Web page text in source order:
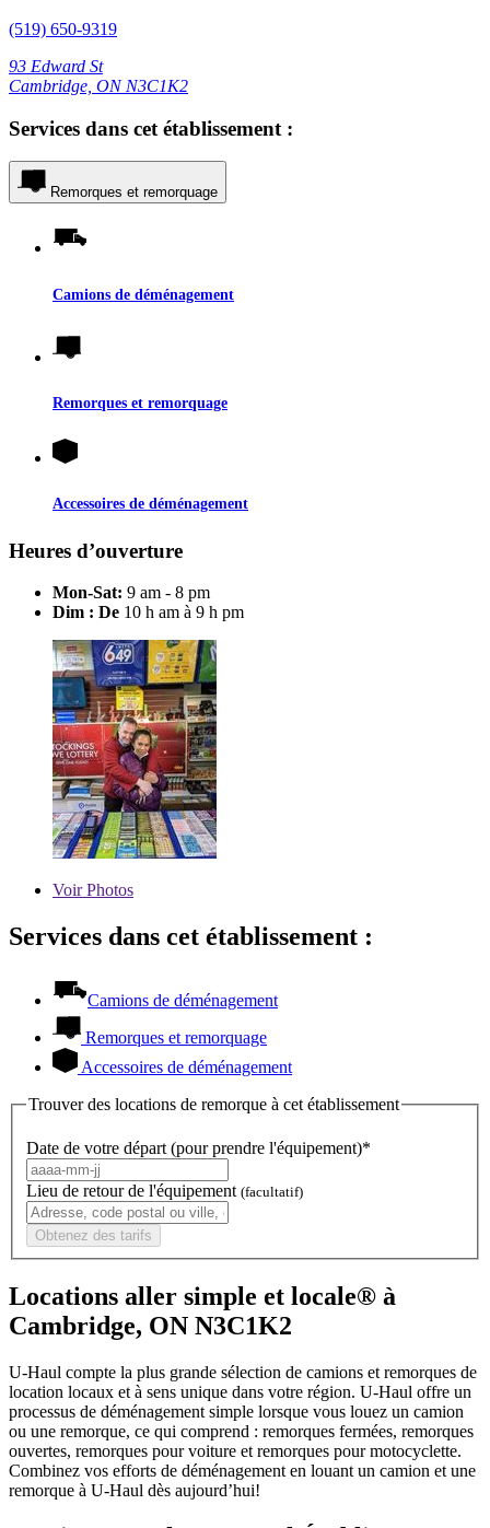
(519) 650-9319
93 Edward St
Cambridge, ON N3C1K2
Services dans cet établissement :
Remorques et remorquage
Camions de déménagement
Remorques et remorquage
Accessoires de déménagement
Heures d’ouverture
Mon-Sat: 9 am - 8 pm
Dim : De 10 h am à 9 h pm
VoirPhotos
Services dans cet établissement :
Camions de déménagement
Remorques et remorquage
Accessoires de déménagement
Trouver des locations de remorque à cet établissement
Date de votre départ (pour prendre l'équipement)*
Lieu de retour de l'équipement (facultatif)
Obtenez des tarifs
Locations aller simple et locale® à
Cambridge, ON N3C1K2
U-Haul compte la plus grande sélection de camions et remorques de
location locaux et à sens unique dans votre région. U-Haul offre un
processus de déménagement simple lorsque vous louez un camion
ou une remorque, ce qui comprend : remorques fermées, remorques
ouvertes, remorques pour voiture et remorques pour motocyclette.
Combinez vos efforts de déménagement en louant un camion et une
remorque à U-Haul dès aujourd’hui!